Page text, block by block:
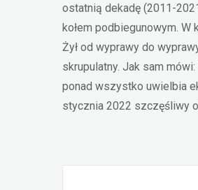
ostatnią dekadę (2011-
kołem podbiegunowym. W
Żył od wyprawy do
skrupulatny. Jak sam
ponad wszystko uwielbia
stycznia 2022 szczęśliwy